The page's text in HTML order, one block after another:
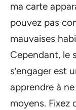
ma carte
pouvez pas
mauvaises
Cependant, le
s’engager est
apprendre à
moyens. Fixez